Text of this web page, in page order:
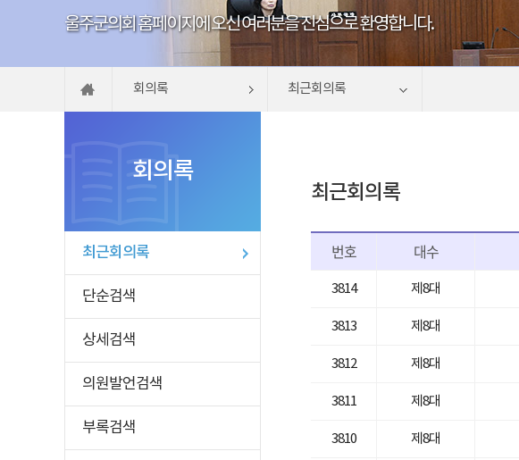
울주군의회 홈페이지에 오신 여러분을 진심으로 환영합니다.
회의록 최근회의록
회의록
최근회의록
단순검색
상세검색
의원발언검색
부록검색
최근회의록
번호 대수
3814 제8대
3813 제8대
3812 제8대
3811 제8대
3810 제8대